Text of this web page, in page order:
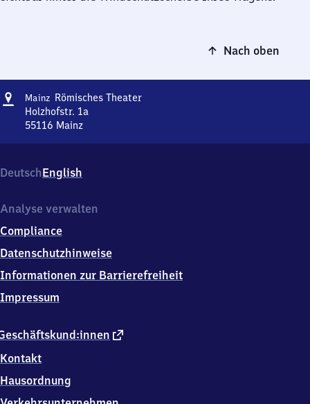
Nach oben
Adresse
Mainz Römisches TheaterMainz
Holzhofstr. 1a
55116 Mainz
Theater,
Holzhofstr.
5
1
1
Mainz
DeutschEnglish
externer
Kontakt
Hausordnung
Analyse verwalten
Compliance
Datenschutzhinweise
Informationen zur Barrierefreiheit
Impressum